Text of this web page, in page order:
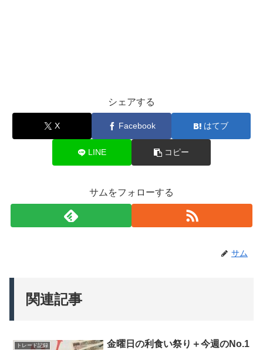
シェアする
X Facebook はてブ
LINE コピー
サムをフォローする
サム
関連記事
トレード記録
金曜日の利食い祭り＋今週のNo.1